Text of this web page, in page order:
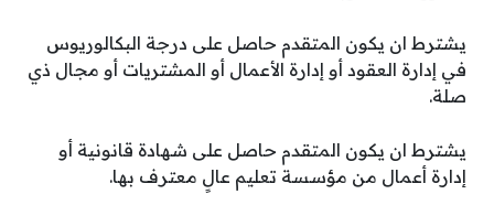
يشترط ان يكون المتقدم حاصل على درجة البكالوريوس
في إدارة العقود أو إدارة الأعمال أو المشتريات أو مجال ذي
صلة.
يشترط ان يكون المتقدم حاصل على شهادة قانونية أو
إدارة أعمال من مؤسسة تعليم عالٍ معترف بها.